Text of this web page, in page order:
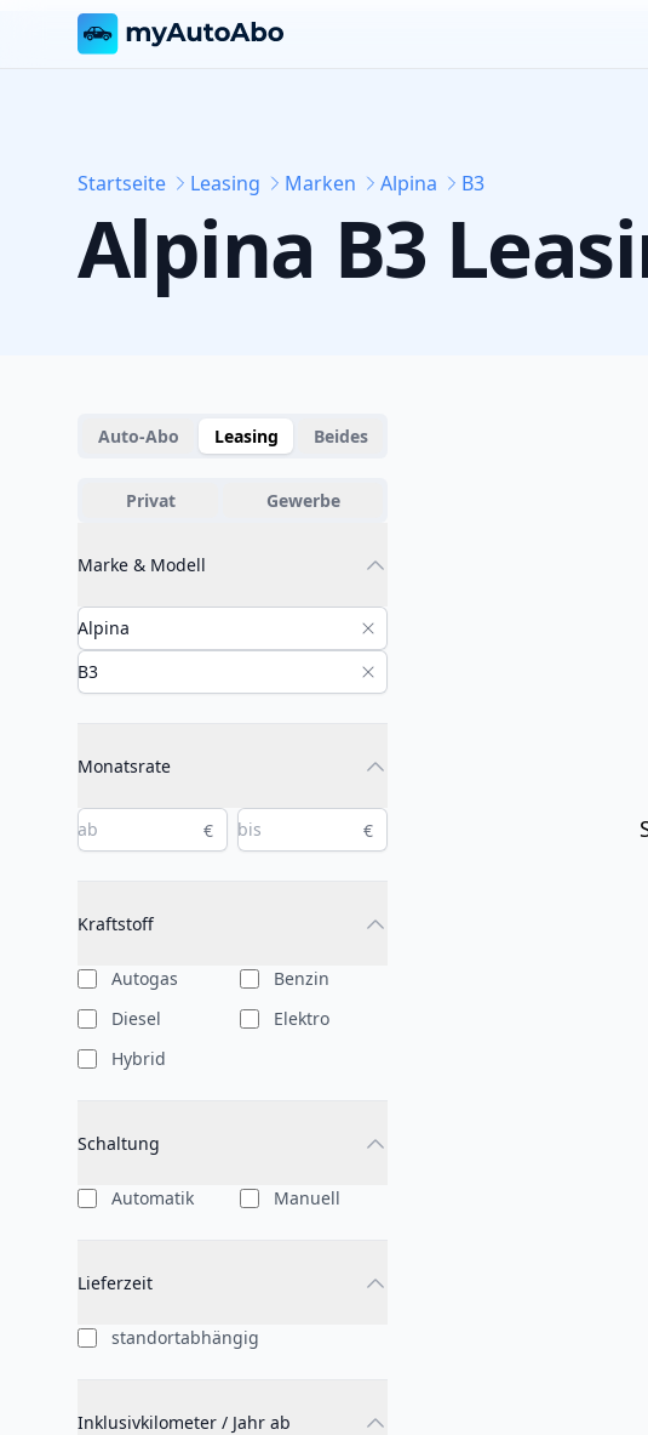
Startseite Leasing Marken Alpina B3
Alpina B3
Auto-Abo Leasing Beides
Privat Gewerbe
Marke & Modell
Monatsrate
€ €
Kraftstoff
Autogas
Benzin
Diesel
Elektro
Hybrid
Schaltung
Automatik Manuell
Lieferzeit
standortabhängig
Inklusivkilometer / Jahr ab